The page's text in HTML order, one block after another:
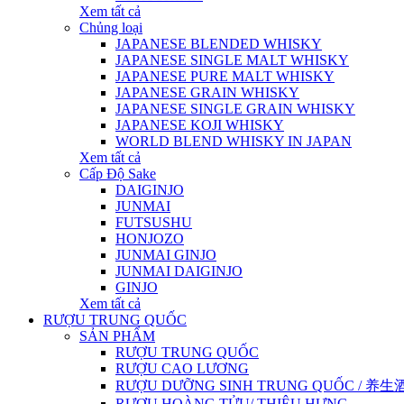
Xem tất cả
Chủng loại
JAPANESE BLENDED WHISKY
JAPANESE SINGLE MALT WHISKY
JAPANESE PURE MALT WHISKY
JAPANESE GRAIN WHISKY
JAPANESE SINGLE GRAIN WHISKY
JAPANESE KOJI WHISKY
WORLD BLEND WHISKY IN JAPAN
Xem tất cả
Cấp Độ Sake
DAIGINJO
JUNMAI
FUTSUSHU
HONJOZO
JUNMAI GINJO
JUNMAI DAIGINJO
GINJO
Xem tất cả
RƯỢU TRUNG QUỐC
SẢN PHẨM
RƯỢU TRUNG QUỐC
RƯỢU CAO LƯƠNG
RƯỢU DƯỠNG SINH TRUNG QUỐC / 养生